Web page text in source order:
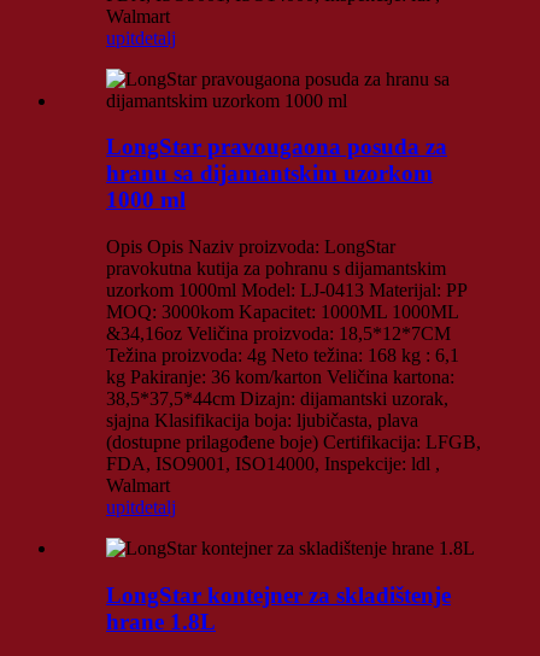
Walmart
upitdetalj
LongStar pravougaona posuda za
hranu sa dijamantskim uzorkom
1000 ml
Opis Opis Naziv proizvoda: LongStar
pravokutna kutija za pohranu s dijamantskim
uzorkom 1000ml Model: LJ-0413 Materijal: PP
MOQ: 3000kom Kapacitet: 1000ML 1000ML
&34,16oz Veličina proizvoda: 18,5*12*7CM
Težina proizvoda: 4g Neto težina: 168 kg : 6,1
kg Pakiranje: 36 kom/karton Veličina kartona:
38,5*37,5*44cm Dizajn: dijamantski uzorak,
sjajna Klasifikacija boja: ljubičasta, plava
(dostupne prilagođene boje) Certifikacija: LFGB,
FDA, ISO9001, ISO14000, Inspekcije: ldl ,
Walmart
upitdetalj
LongStar kontejner za skladištenje
hrane 1.8L